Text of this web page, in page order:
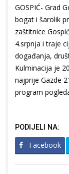
GOSPIĆ- Grad
bogat i šarolik
zaštitnice
4.srpnja i traje
događanja,
Kulminacija je
najprije Gazde
program
PODIJELI NA:
Facebook